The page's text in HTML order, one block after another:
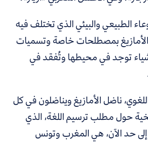
الطبيعي والبيئي الذي تختلف فيه
بمصطلحات خاصة وتسميات
توجد في محيطها وتُفقد في
ناضل الأمازيغ ويناضلون في كل
حول مطلب ترسيم اللغة، الذي
حد الآن، هي المغرب وتونس